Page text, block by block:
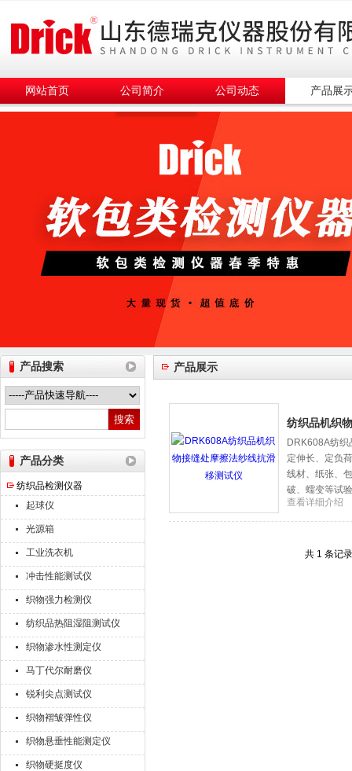
山东德瑞克仪器股份有限公司
网站首页 公司简介 公司动态 产品展
产品搜索
产品分类
纺织品检测仪器
起球仪
光源箱
工业洗衣机
冲击性能测试仪
织物强力检测仪
纺织品热阻湿阻测试仪
织物渗水性测定仪
马丁代尔耐磨仪
锐利尖点测试仪
织物褶皱弹性仪
织物悬垂性能测定仪
织物硬挺度仪
产品展示
纺织品机织
DRK608A纺
定伸长、定负
线材、纸张、
破、蠕变等试
查看详细介绍
共 1 条记